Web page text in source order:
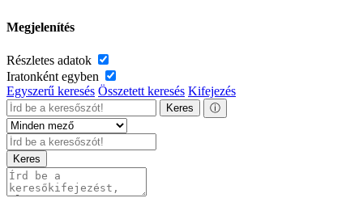
Megjelenítés
Részletes adatok
Iratonként egyben
Egyszerű keresés Összetett keresés Kifejezés
Keres ⓘ
Keres